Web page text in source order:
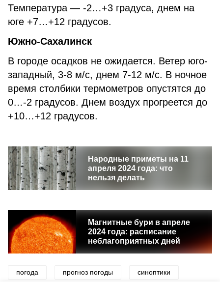
Температура — -2…+3 градуса, днем на
юге +7…+12 градусов.
Южно-Сахалинск
В городе осадков не ожидается. Ветер юго-
западный, 3-8 м/с, днем 7-12 м/с. В ночное
время столбики термометров опустятся до
0…-2 градусов. Днем воздух прогреется до
+10…+12 градусов.
Народные приметы на 11
апреля 2024 года: что
нельзя делать
Магнитные бури в апреле
2024 года: расписание
неблагоприятных дней
погода прогноз погоды синоптики